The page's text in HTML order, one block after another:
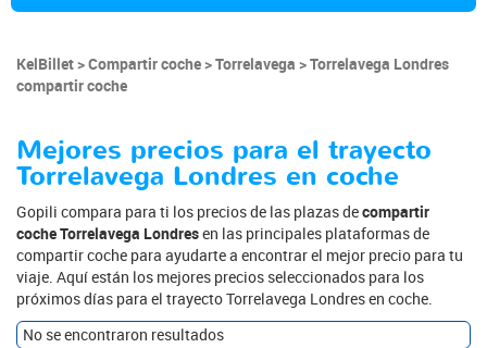
KelBillet Compartir coche Torrelavega
Torrelavega Londres
compartir coche
Mejores precios para el trayecto
Torrelavega Londres en coche
Gopili compara para ti los precios de las plazas decompartir
coche Torrelavega Londresen las principales plataformas de
compartir coche para ayudarte a encontrar el mejor precio para tu
viaje. Aquí están los mejores precios seleccionados para los
próximos días para el trayecto Torrelavega Londres en coche.
No se encontraron resultados